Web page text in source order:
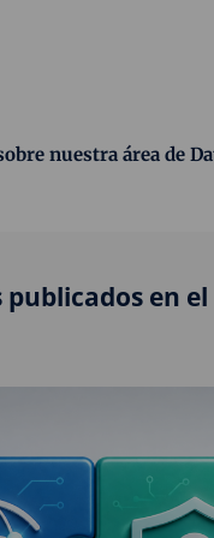
nuestra área de
en el